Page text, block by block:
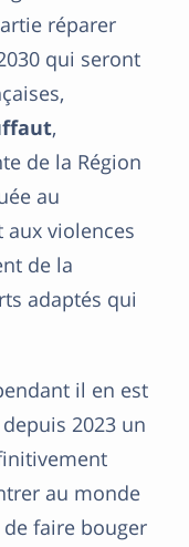
réparer
qui seront
,
de la Région
au
aux violences
de la
adaptés qui
il en est
2023 un
au monde
de faire bouger